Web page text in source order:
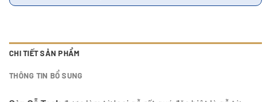
CHI TIẾT SẢN PHẨM
THÔNG TIN BỔ SUNG